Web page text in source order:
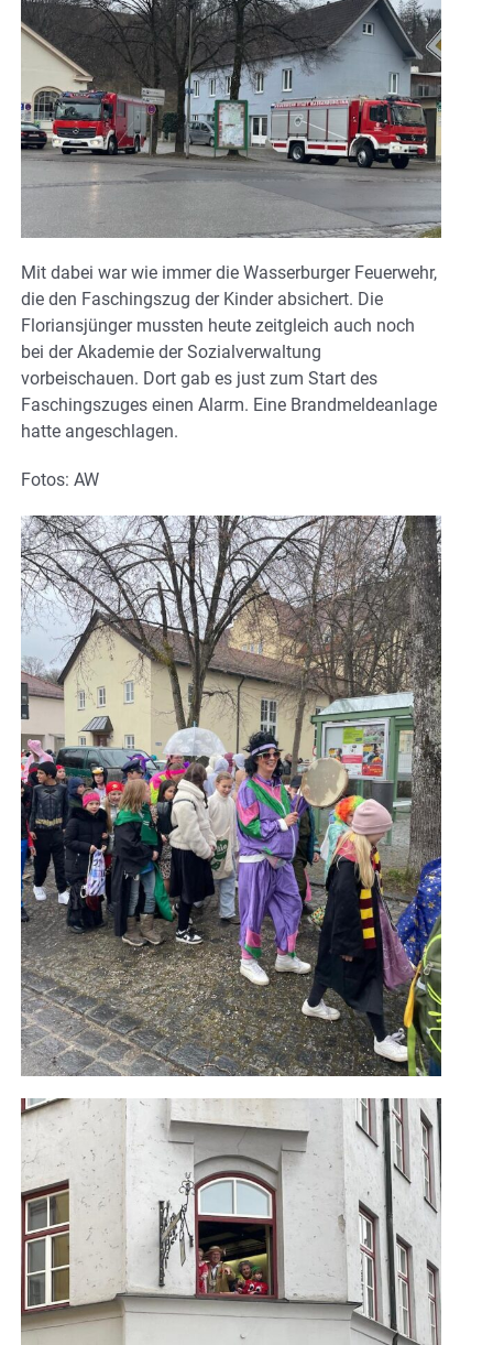
Mit dabei war wie immer die Wasserburger Feuerwehr,
die den Faschingszug der Kinder absichert. Die
Floriansjünger mussten heute zeitgleich auch noch
bei der Akademie der Sozialverwaltung
vorbeischauen. Dort gab es just zum Start des
Faschingszuges einen Alarm. Eine Brandmeldeanlage
hatte angeschlagen.
Fotos: AW